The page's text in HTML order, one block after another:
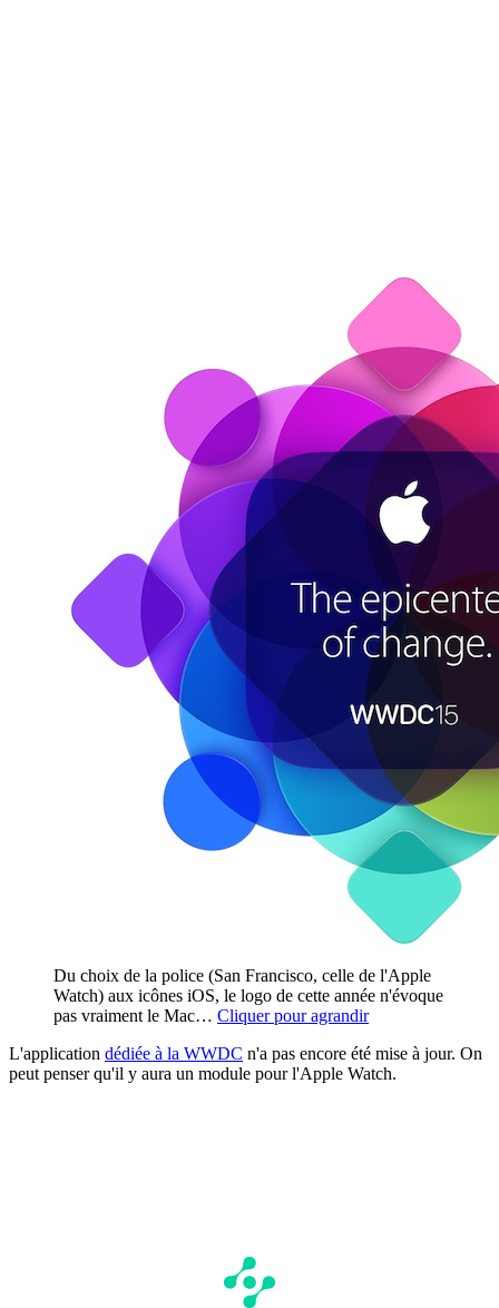
Du choix de la police (San Francisco, celle de l'Apple
Watch) aux icônes iOS, le logo de cette année n'évoque
pas vraiment le Mac… Cliquer pour agrandir
L'application dédiée à la WWDC n'a pas encore été mise à jour. On
peut penser qu'il y aura un module pour l'Apple Watch.